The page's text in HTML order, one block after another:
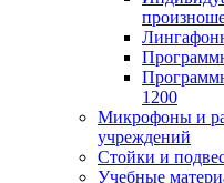
1200
Микрофоны и
учреждений
Стойки и
Учебные